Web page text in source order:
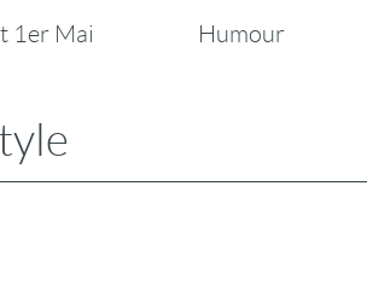
1er Mai
Humour